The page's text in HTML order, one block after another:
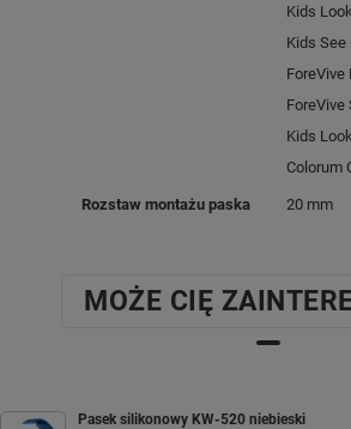
Kids
Kids See
ForeVive
ForeVive
Kids
Colorum
Rozstaw montażu paska 20 mm
MOŻE CIĘ
Pasek silikonowy KW-520 niebieski